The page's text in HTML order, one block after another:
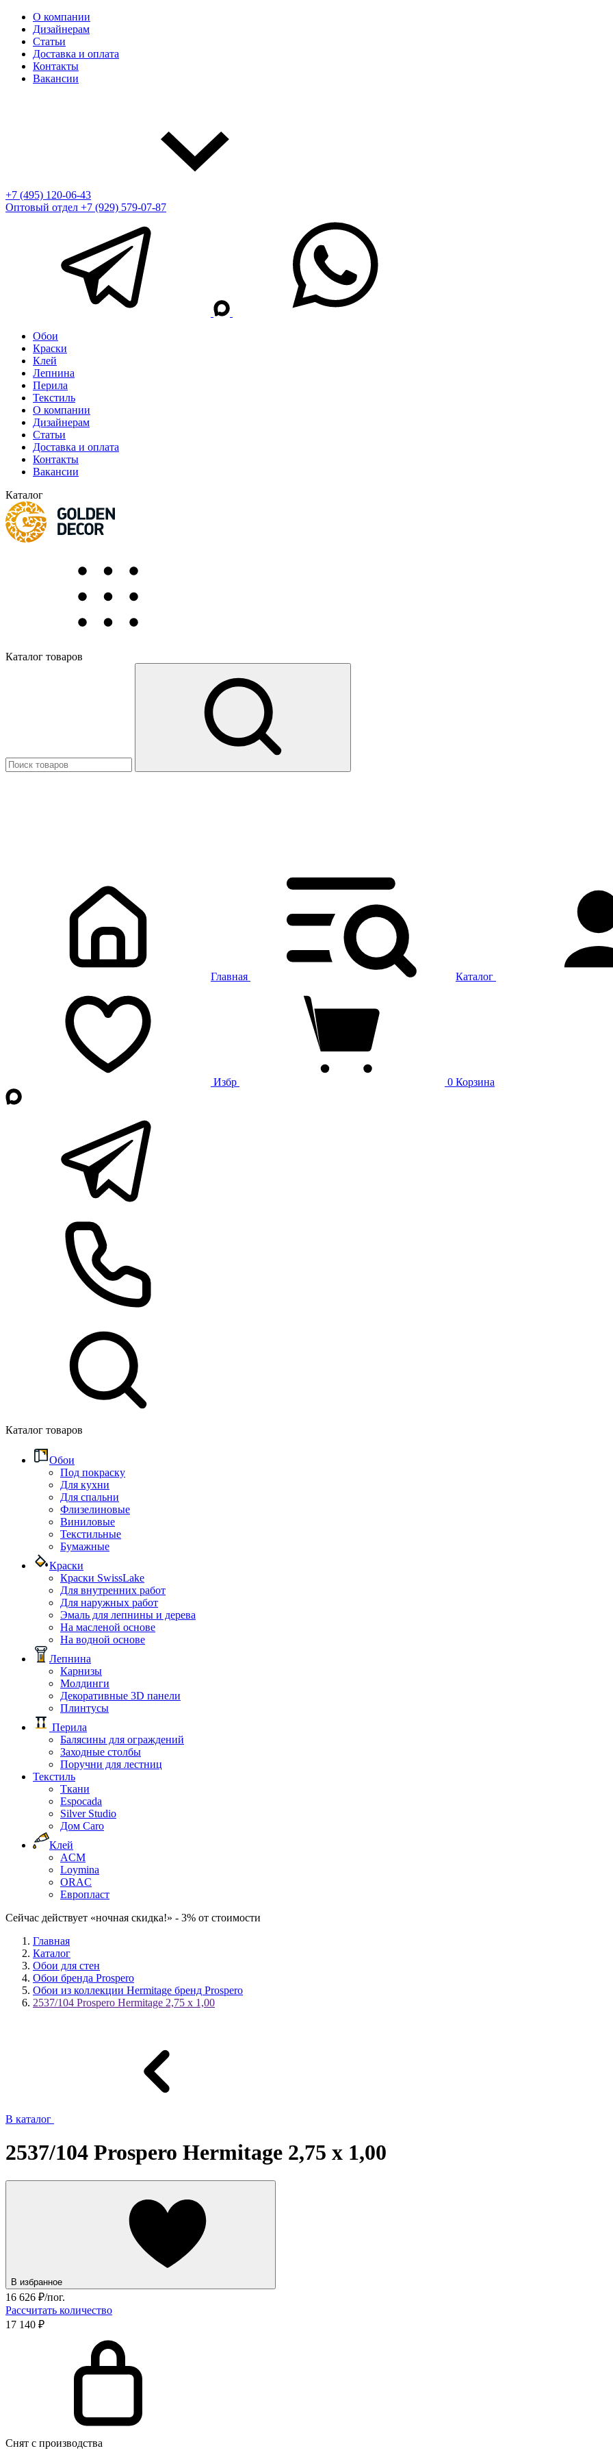
О компании
Дизайнерам
Статьи
Доставка и оплата
Контакты
Вакансии
+7 (495) 120-06-43
Оптовый отдел +7 (929) 579-07-87
Обои
Краски
Клей
Лепнина
Перила
Текстиль
О компании
Дизайнерам
Статьи
Доставка и оплата
Контакты
Вакансии
Каталог
Каталог товаров
Главная Каталог
Избр 0 Корзина
Каталог товаров
Обои
Под покраску
Для кухни
Для спальни
Флизелиновые
Виниловые
Текстильные
Бумажные
Краски
Краски SwissLake
Для внутренних работ
Для наружных работ
Эмаль для лепнины и дерева
На масленой основе
На водной основе
Лепнина
Карнизы
Молдинги
Декоративные 3D панели
Плинтусы
Перила
Балясины для ограждений
Заходные столбы
Поручни для лестниц
Текстиль
Ткани
Espocada
Silver Studio
Дом Caro
Клей
ACM
Loymina
ORAC
Европласт
Сейчас действует «ночная скидка!» - 3% от стоимости
Главная
Каталог
Обои для стен
Обои бренда Prospero
Обои из коллекции Hermitage бренд Prospero
2537/104 Prospero Hermitage 2,75 x 1,00
В каталог
2537/104 Prospero Hermitage 2,75 x 1,00
В избранное
16 626 ₽/пог.
Рассчитать количество
17 140 ₽
Снят с производства